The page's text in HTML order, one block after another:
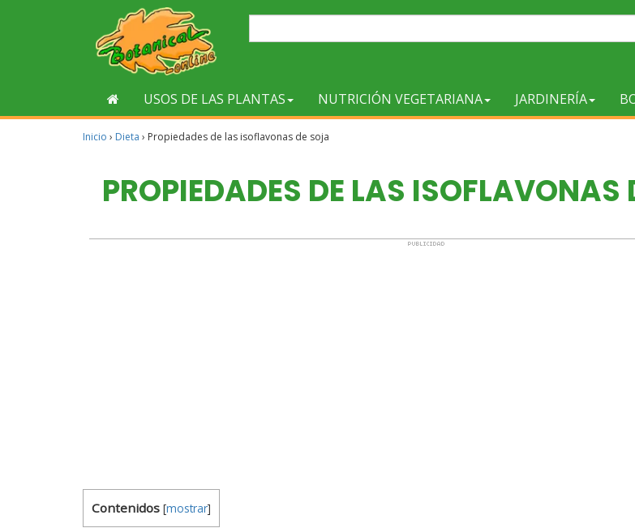
USOS DE LAS PLANTAS NUTRICIÓN VEGETARIANA JARDINERÍA
Inicio › Dieta › Propiedades de las isoflavonas de soja
PROPIEDADES DE LAS ISOFLAVONAS
Contenidos [mostrar]